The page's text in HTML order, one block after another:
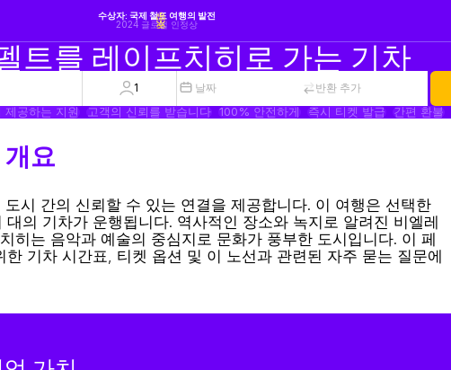
수상자: 국제 철도 여행의 발전
2024 글로벌 인정상
트를 레이프치히로 가는 기차
1 날짜 반환 추가
제공하는 지원 고객의 신뢰를 받습니다 100% 안전하게 즉시 티켓 발급 간편 환불
요
시 간의 신뢰할 수 있는 연결을 제공합니다. 이 여행은 선택한
의 기차가 운행됩니다. 역사적인 장소와 녹지로 알려진 비엘레
히는 음악과 예술의 중심지로 문화가 풍부한 도시입니다. 이 페
기차 시간표, 티켓 옵션 및 이 노선과 관련된 자주 묻는 질문에